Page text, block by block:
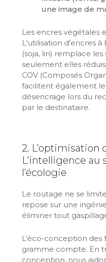
une image de
Les encres végétales
L'utilisation d'encres
(soja, lin) remplace
seulement elles
COV (Composés
facilitent également
désencrage lors du
par le destinataire.
2. L’optimisation
L’intelligence au
l’écologie
Le routage ne se
repose sur une
éliminer tout
L’éco-conception des
gramme compte. En
conception, nous